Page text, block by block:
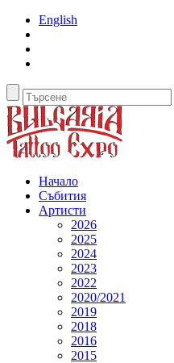
English
Начало
Събития
Артисти
2026
2025
2024
2023
2022
2020/2021
2019
2018
2016
2015